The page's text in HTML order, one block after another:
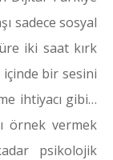
sadece sosyal
iki saat kırk
içinde bir sesini
ihtiyacı gibi…
örnek vermek
psikolojik